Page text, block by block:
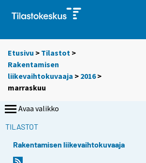
Etusivu > Tilastot >
Rakentamisen
liikevaihtokuvaaja > 2016>
marraskuu
Avaa valikko
TILASTOT
Rakentamisen liikevaihtokuvaaja